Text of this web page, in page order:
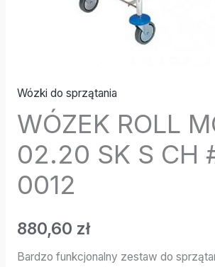
Wózki do sprzątania
WÓZEK ROLL
02.20 SK S CH
0012
880,60 zł
Bardzo funkcjonalny zestaw do